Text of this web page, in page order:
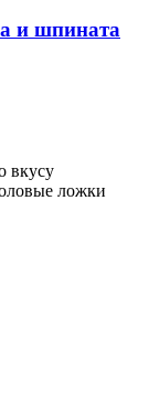
и шпината
вкусу
ложки